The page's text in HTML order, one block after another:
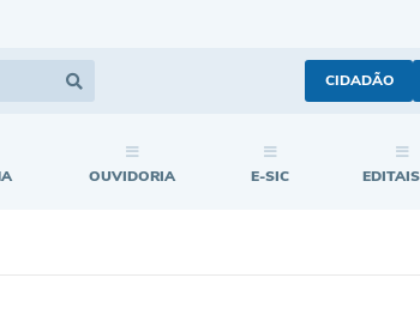
CIDADÃO
OUVIDORIA E-SIC